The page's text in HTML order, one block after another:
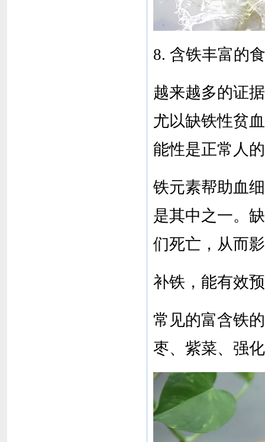
8. 含铁丰富的
越来越多的证
尤以缺铁性贫
能性是正常人
铁元素帮助血
是其中之一。
们死亡，从而
补铁，能有效
常见的富含铁
枣、紫菜、强